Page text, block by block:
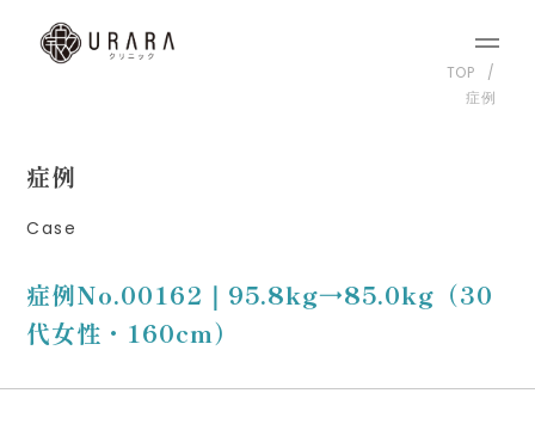
TOP
症例
症例
Case
症例No.00162｜95.8kg→85.0kg（30
代女性・160cm）